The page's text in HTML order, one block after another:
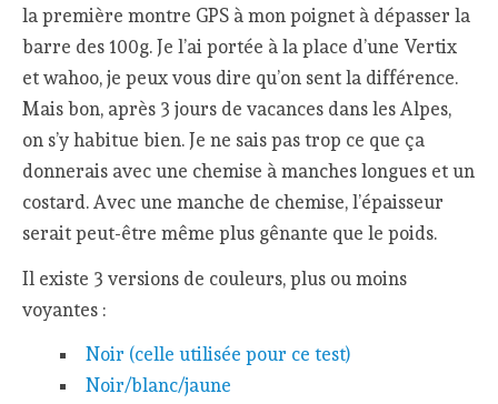
la première montre GPS à mon poignet à dépasser la
barre des 100g. Je l’ai portée à la place d’une Vertix
et wahoo, je peux vous dire qu’on sent la différence.
Mais bon, après 3 jours de vacances dans les Alpes,
on s’y habitue bien. Je ne sais pas trop ce que ça
donnerais avec une chemise à manches longues et un
costard. Avec une manche de chemise, l’épaisseur
serait peut-être même plus gênante que le poids.
Il existe 3 versions de couleurs, plus ou moins
voyantes :
Noir (celle utilisée pour ce test)
Noir/blanc/jaune